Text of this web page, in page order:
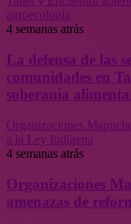
agroecología
4 semanas atrás
La defensa de las
comunidades en
soberanía
Organizaciones
a la Ley Indígena
4 semanas atrás
Organizaciones
amenazas de